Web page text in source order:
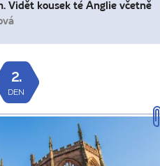
Vidět kousek té Anglie včetně
2.
DEN